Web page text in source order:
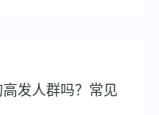
发人群吗？常见